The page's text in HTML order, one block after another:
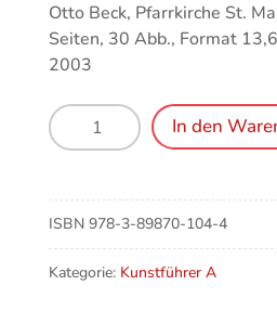
Otto Beck, Pfarrkirche St.
Seiten, 30 Abb., Format
2003
Aulendorf,
Pfarrkirche
Martin
Menge
In den
ISBN 978-3-89870-104-4
Kategorie: Kunstführer A